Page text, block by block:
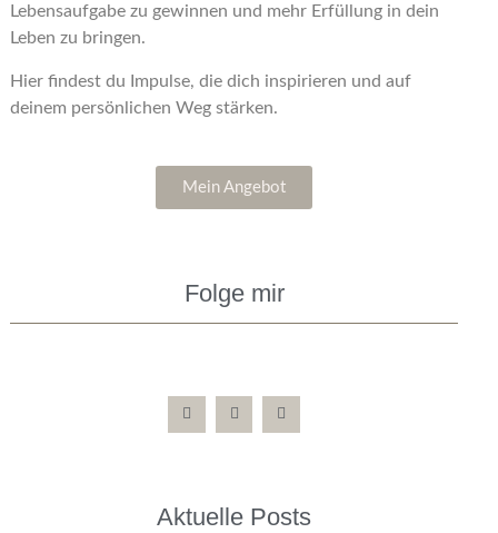
Lebensaufgabe zu gewinnen und mehr Erfüllung in dein
Leben zu bringen.
Hier findest du Impulse, die dich inspirieren und auf
deinem persönlichen Weg stärken.
Mein Angebot
Folge mir
Aktuelle Posts